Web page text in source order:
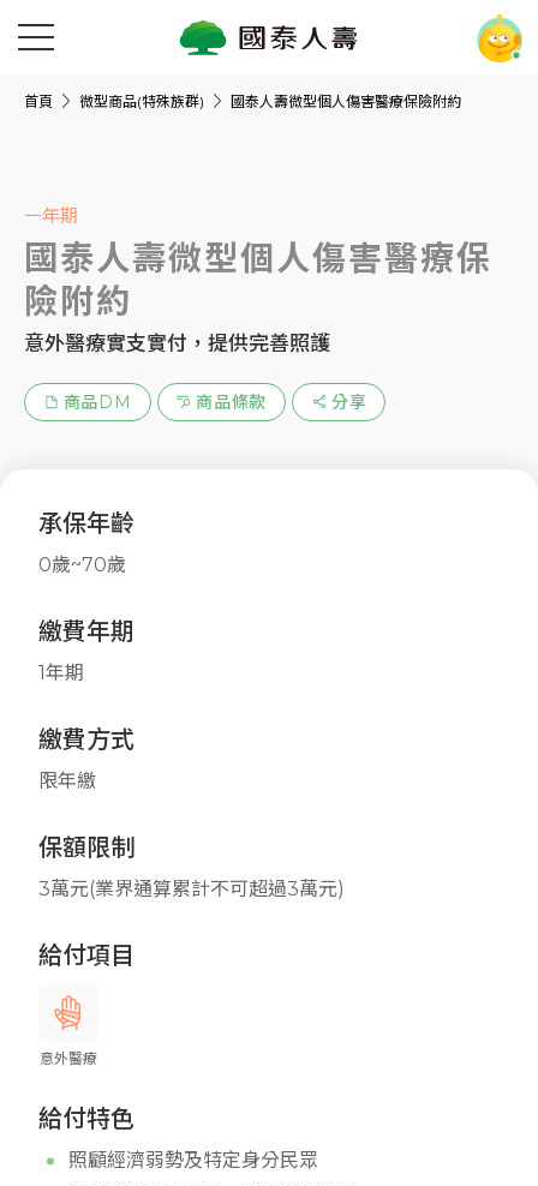
首頁 微型商品(特殊族群) 國泰人壽微型個人傷害醫療保險附約
一年期
國泰人壽微型個人傷害醫療保
險附約
意外醫療實支實付，提供完善照護
商品DM 商品條款 分享
承保年齡
0歲~70歲
繳費年期
1年期
繳費方式
限年繳
保額限制
3萬元(業界通算累計不可超過3萬元)
給付項目
意外醫療
給付特色
照顧經濟弱勢及特定身分民眾